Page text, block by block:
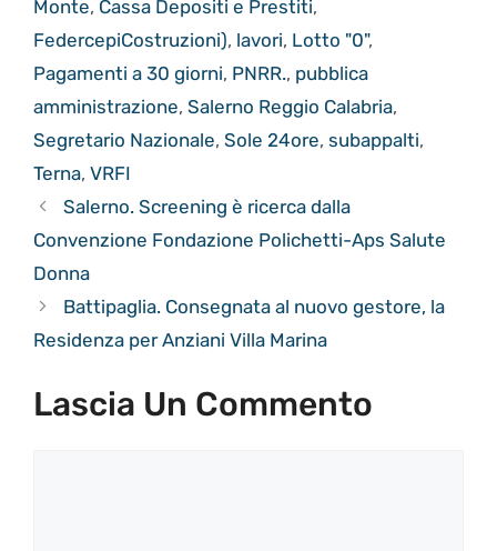
Monte, Cassa Depositi e Prestiti,
FedercepiCostruzioni), lavori, Lotto "0",
Pagamenti a 30 giorni, PNRR., pubblica
amministrazione, Salerno Reggio Calabria,
Segretario Nazionale, Sole 24ore, subappalti,
Terna, VRFI
Salerno. Screening è ricerca dalla
Convenzione Fondazione Polichetti-Aps Salute
Donna
Battipaglia. Consegnata al nuovo gestore, la
Residenza per Anziani Villa Marina
Lascia Un Commento